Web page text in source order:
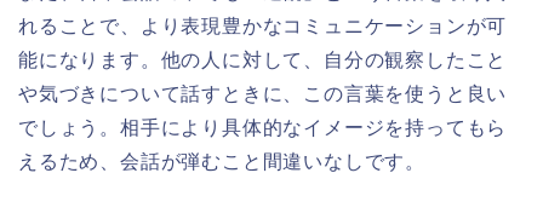
れることで、より表現豊かなコミュニケーションが可
能になります。他の人に対して、自分の観察したこと
や気づきについて話すときに、この言葉を使うと良い
でしょう。相手により具体的なイメージを持ってもら
えるため、会話が弾むこと間違いなしです。